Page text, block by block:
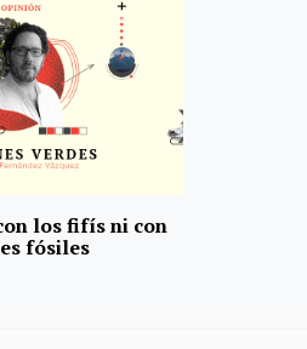
los fifís ni con
fósiles